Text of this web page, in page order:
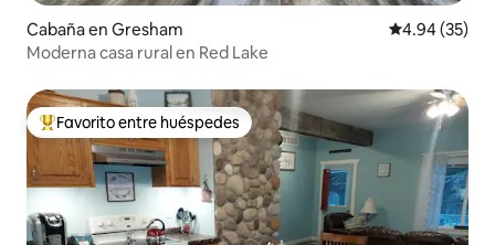
Cabaña en Gresham Calificación
4.94 (35)
Moderna casa rural en Red Lake
Favorito entre huéspedes preferido
Favorito entre huéspedes